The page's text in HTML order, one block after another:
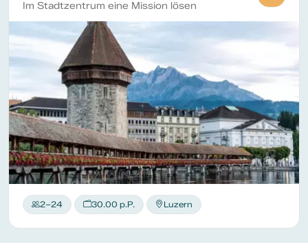
Im Stadtzentrum eine Mission lösen
2–24 30.00 p.P. Luzern